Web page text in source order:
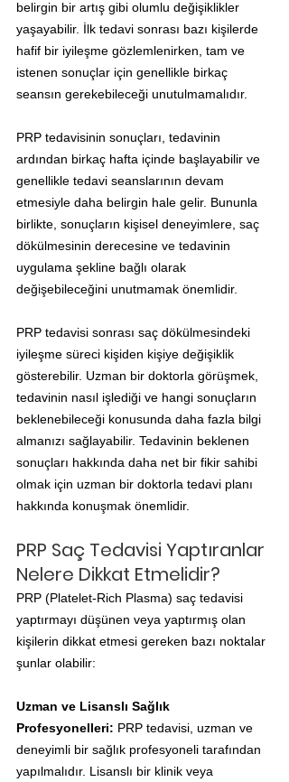
belirgin bir artış gibi olumlu değişiklikler
yaşayabilir. İlk tedavi sonrası bazı kişilerde
hafif bir iyileşme gözlemlenirken, tam ve
istenen sonuçlar için genellikle birkaç
seansın gerekebileceği unutulmamalıdır.
PRP tedavisinin sonuçları, tedavinin
ardından birkaç hafta içinde başlayabilir ve
genellikle tedavi seanslarının devam
etmesiyle daha belirgin hale gelir. Bununla
birlikte, sonuçların kişisel deneyimlere, saç
dökülmesinin derecesine ve tedavinin
uygulama şekline bağlı olarak
değişebileceğini unutmamak önemlidir.
PRP tedavisi sonrası saç dökülmesindeki
iyileşme süreci kişiden kişiye değişiklik
gösterebilir. Uzman bir doktorla görüşmek,
tedavinin nasıl işlediği ve hangi sonuçların
beklenebileceği konusunda daha fazla bilgi
almanızı sağlayabilir. Tedavinin beklenen
sonuçları hakkında daha net bir fikir sahibi
olmak için uzman bir doktorla tedavi planı
hakkında konuşmak önemlidir.
PRP Saç Tedavisi Yaptıranlar
Nelere Dikkat Etmelidir?
PRP (Platelet-Rich Plasma) saç tedavisi
yaptırmayı düşünen veya yaptırmış olan
kişilerin dikkat etmesi gereken bazı noktalar
şunlar olabilir:
Uzman ve Lisanslı Sağlık
Profesyonelleri: PRP tedavisi, uzman ve
deneyimli bir sağlık profesyoneli tarafından
yapılmalıdır. Lisanslı bir klinik veya